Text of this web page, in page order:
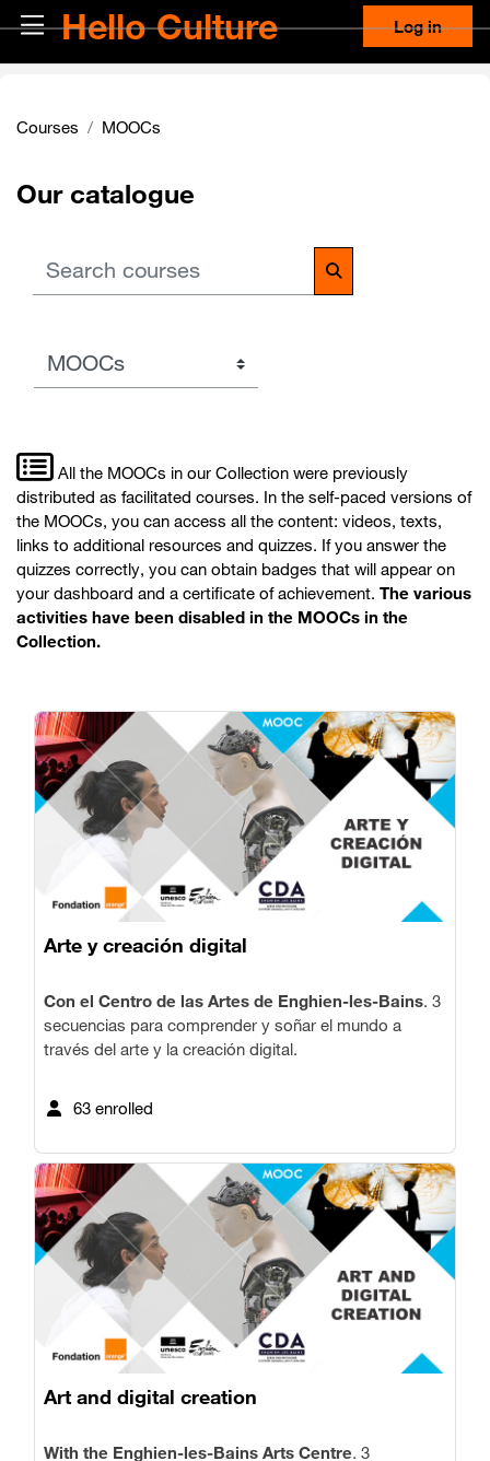
Skip to main content
Side panelHello Culture Log in
Courses MOOCs
Our catalogue
Search courses
Search courses
Course categories
All the MOOCs in our Collection were previously
distributed as facilitated courses. In the self-paced versions of
the MOOCs, you can access all the content: videos, texts,
links to additional resources and quizzes. If you answer the
quizzes correctly, you can obtain badges that will appear on
your dashboard and a certificate of achievement. The various
activities have been disabled in the MOOCs in the
Collection.
Arte y creación digital
Con el Centro de las Artes de Enghien-les-Bains. 3
secuencias para comprender y soñar el mundo a
través del arte y la creación digital.
63 enrolled
Art and digital creation
With the Enghien-les-Bains Arts Centre. 3